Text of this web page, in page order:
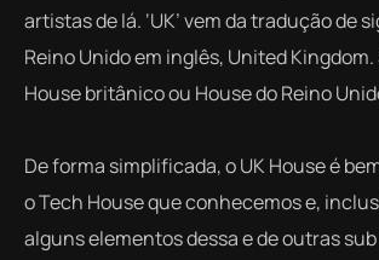
artistas de lá. ‘UK’ vem da tradução de
Reino Unido em inglês, United
House britânico ou House do Reino
De forma simplificada, o UK House é
o Tech House que conhecemos e,
alguns elementos dessa e de outras